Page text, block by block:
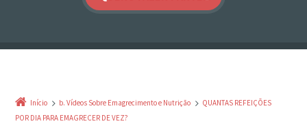
Início b. Vídeos Sobre Emagrecimento e Nutrição
QUANTAS REFEIÇÕES
POR DIA PARA EMAGRECER DE VEZ?